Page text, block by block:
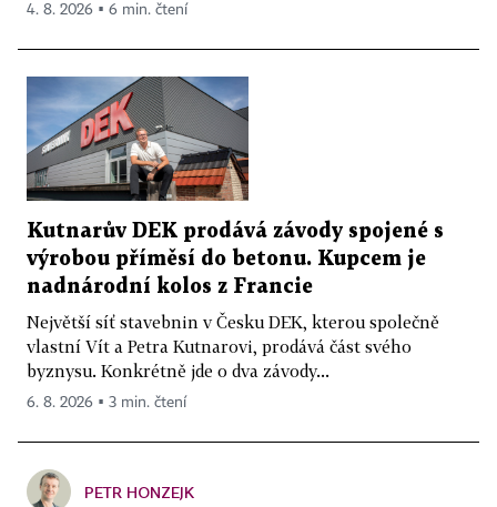
4. 8. 2026 ▪ 6 min. čtení
Kutnarův DEK prodává závody spojené s
výrobou příměsí do betonu. Kupcem je
nadnárodní kolos z Francie
Největší síť stavebnin v Česku DEK, kterou společně
vlastní Vít a Petra Kutnarovi, prodává část svého
byznysu. Konkrétně jde o dva závody...
6. 8. 2026 ▪ 3 min. čtení
PETR HONZEJK